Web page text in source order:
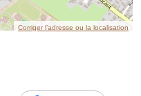
Corriger l’adresse ou la localisation